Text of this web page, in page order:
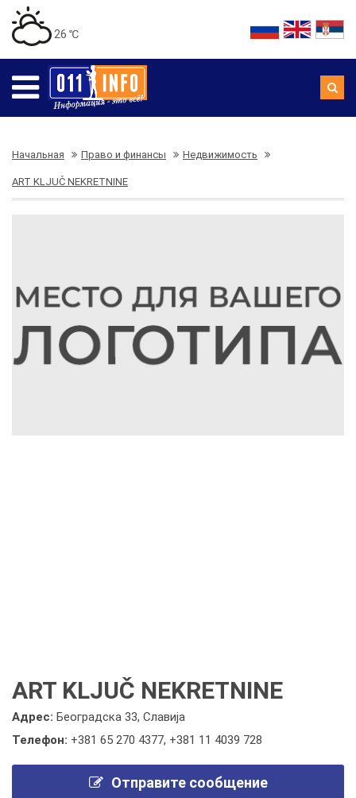
26 ℃
Начальная Право и финансы Недвижимость
ART KLJUČ NEKRETNINE
ART KLJUČ NEKRETNINE
Адрес: Београдска 33, Славија
Телефон: +381 65 270 4377, +381 11 4039 728
Отправите сообщение